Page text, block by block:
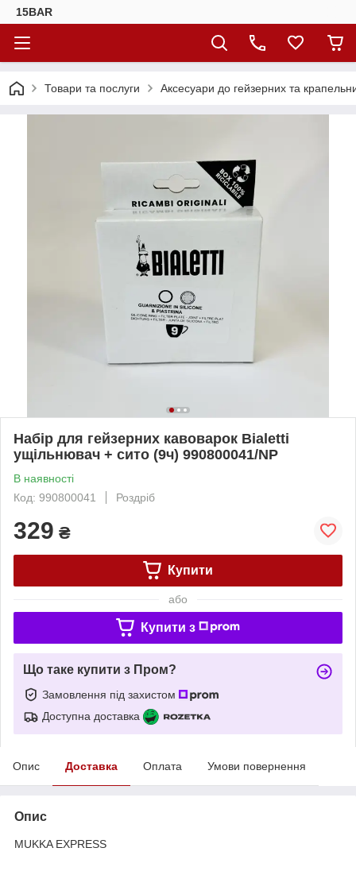
15BAR
Товари та послуги Аксесуари до гейзерних та
Набір для гейзерних кавоварок Bialetti
ущільнювач + сито (9ч) 990800041/NP
В наявності
Код: 990800041
Роздріб
329 ₴
Купити
або
Купити з
Що таке купити з Пром?
Замовлення під захистом
Доступна доставка
Опис Доставка Оплата Умови повернення
Опис
MUKKA EXPRESS